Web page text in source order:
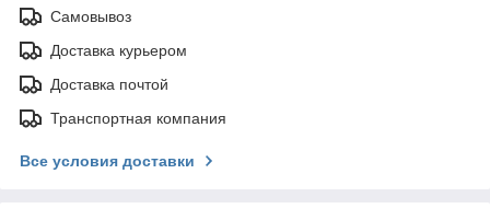
Самовывоз
Доставка курьером
Доставка почтой
Транспортная компания
Все условия доставки